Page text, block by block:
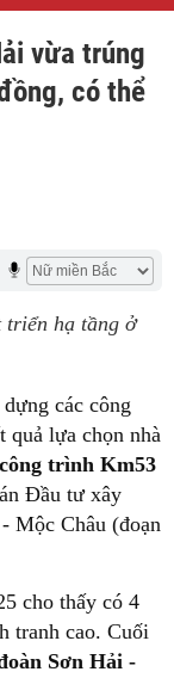
vừa trúng
có thể
triển hạ tầng ở
các công
quả lựa chọn nhà
trình Km53
Đầu tư xây
Mộc Châu (đoạn
cho thấy có 4
tranh cao. Cuối
Sơn Hải -